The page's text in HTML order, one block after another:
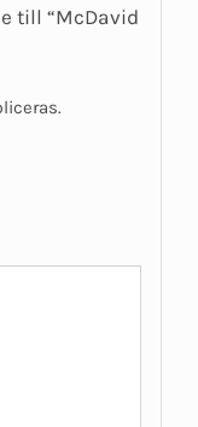
till “McDavid